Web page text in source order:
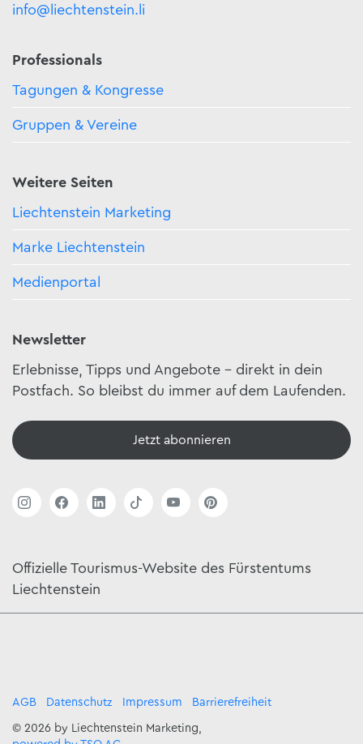
info@liechtenstein.li
Professionals
Tagungen & Kongresse
Gruppen & Vereine
Weitere Seiten
Liechtenstein Marketing
Marke Liechtenstein
Medienportal
Newsletter
Erlebnisse, Tipps und Angebote – direkt in dein
Postfach. So bleibst du immer auf dem Laufenden.
Jetzt abonnieren
Offizielle Tourismus-Website des Fürstentums
Liechtenstein
AGB Datenschutz Impressum Barrierefreiheit
© 2026 by Liechtenstein Marketing,